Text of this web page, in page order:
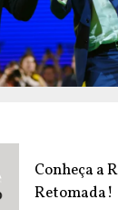
Conheça a
Retomada!